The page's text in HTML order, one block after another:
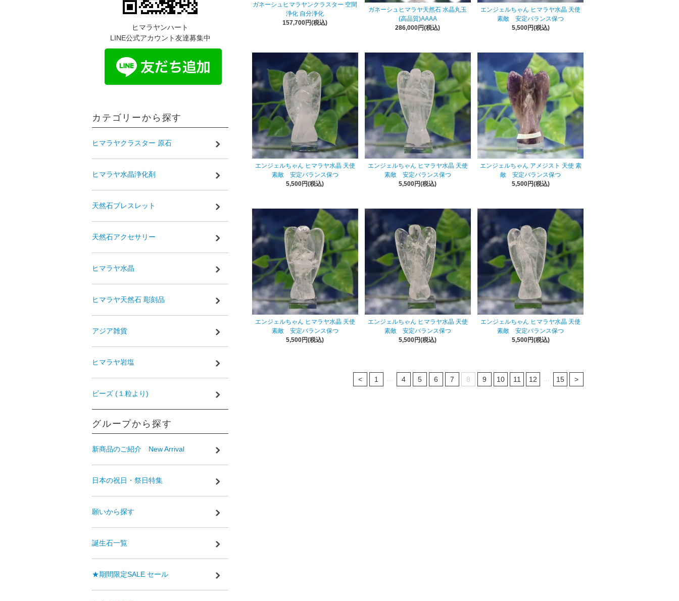
ガネーシュヒマラヤンクラスター 空間
浄化 自分浄化
157,700円(税込)
ガネーシュヒマラヤ天然石 水晶丸玉
(高品質)AAAA
286,000円(税込)
エンジェルちゃん ヒマラヤ水晶 天使
素敵 安定バランス保つ
5,500円(税込)
エンジェルちゃん ヒマラヤ水晶 天使
素敵 安定バランス保つ
5,500円(税込)
エンジェルちゃん ヒマラヤ水晶 天使
素敵 安定バランス保つ
5,500円(税込)
エンジェルちゃん アメジスト 天使 素
敵 安定バランス保つ
5,500円(税込)
エンジェルちゃん ヒマラヤ水晶 天使
素敵 安定バランス保つ
5,500円(税込)
エンジェルちゃん ヒマラヤ水晶 天使
素敵 安定バランス保つ
5,500円(税込)
エンジェルちゃん ヒマラヤ水晶 天使
素敵 安定バランス保つ
5,500円(税込)
< 1 4 5 6 7 8 9 10 11 12 15 >
ヒマラヤンハート
LINE公式アカウント友達募集中
カテゴリーから探す
ヒマラヤクラスター 原石
ヒマラヤ水晶浄化剤
天然石ブレスレット
天然石アクセサリー
ヒマラヤ水晶
ヒマラヤ天然石 彫刻品
アジア雑貨
ヒマラヤ岩塩
ビーズ (１粒より)
グループから探す
新商品のご紹介 New Arrival
日本の祝日・祭日特集
願いから探す
誕生石一覧
★期間限定SALE セール